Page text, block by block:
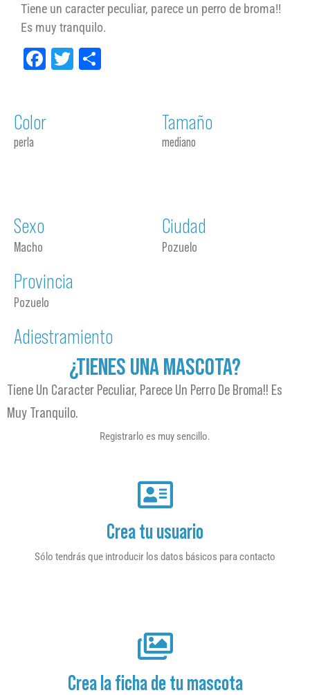
Tiene un caracter peculiar, parece un perro de broma!!
Es muy tranquilo.
Facebook
Twitter
Color
perla
Tamaño
mediano
Sexo
Macho
Ciudad
Pozuelo
Provincia
Pozuelo
Adiestramiento
¿TIENES UNA MASCOTA?
Tiene Un Caracter Peculiar, Parece Un Perro De Broma!! Es
Muy Tranquilo.
Registrarlo es muy sencillo.
Crea tu usuario
Sólo tendrás que introducir los datos básicos para contacto
Crea la ficha de tu mascota